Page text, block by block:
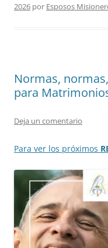
2026 por Esposos
Normas,
para
Deja un comentario
Para ver los próximos